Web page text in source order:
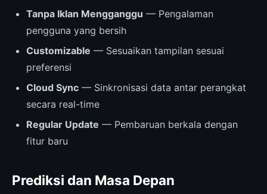
Tanpa Iklan Mengganggu — Pengalaman
pengguna yang bersih
Customizable — Sesuaikan tampilan sesuai
preferensi
Cloud Sync — Sinkronisasi data antar perangkat
secara real-time
Regular Update — Pembaruan berkala dengan
fitur baru
Prediksi dan Masa Depan